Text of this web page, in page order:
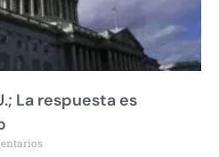
La respuesta es